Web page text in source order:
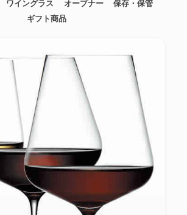
ワイングラス オープナー
保存・保管
ギフト商品